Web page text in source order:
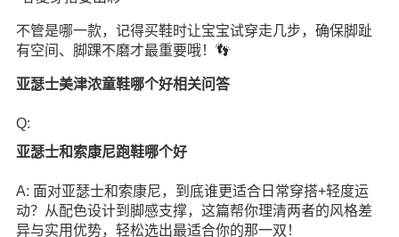
不管是哪一款，记得买鞋时让宝宝试穿走几步，确保脚趾
有空间、脚踝不磨才最重要哦！👣
亚瑟士美津浓童鞋哪个好相关问答
Q:
亚瑟士和索康尼跑鞋哪个好
A: 面对亚瑟士和索康尼，到底谁更适合日常穿搭+轻度运
动？从配色设计到脚感支撑，这篇帮你理清两者的风格差
异与实用优势，轻松选出最适合你的那一双！